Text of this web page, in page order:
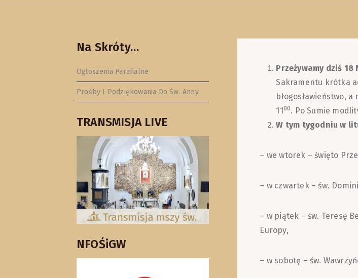
Przeżywamy dziś 18
Sakramentu krótka
błogosławieństwo,
1100. Po Sumie
W tym tygodniu w
– we wtorek – święto
– w czwartek – św.
– w piątek – św. Teresę
Europy,
– w sobotę – św.
Na Skróty…
Ogłoszenia Parafialne
Prośby I Podziękowania Do Św. Anny
TRANSMISJA LIVE
NFOŚiGW